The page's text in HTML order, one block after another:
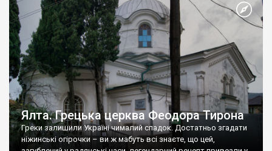
Ялта. Грецька церква Феодора Тирона
Греки залишили Україні чималий спадок. Достатньо згадати
ніжинські огірочки – ви ж мабуть всі знаєте, що цей,